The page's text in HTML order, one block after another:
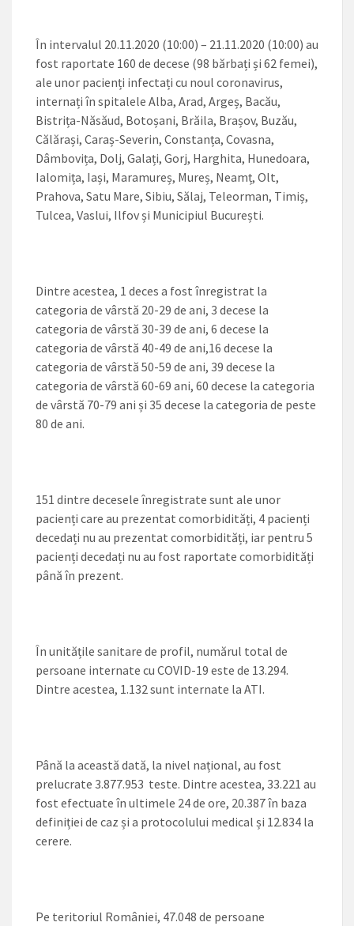
În intervalul 20.11.2020 (10:00) – 21.11.2020 (10:00) au
fost raportate 160 de decese (98 bărbați și 62 femei),
ale unor pacienți infectați cu noul coronavirus,
internați în spitalele Alba, Arad, Argeș, Bacău,
Bistrița-Năsăud, Botoșani, Brăila, Brașov, Buzău,
Călărași, Caraș-Severin, Constanța, Covasna,
Dâmbovița, Dolj, Galați, Gorj, Harghita, Hunedoara,
Ialomița, Iași, Maramureș, Mureș, Neamț, Olt,
Prahova, Satu Mare, Sibiu, Sălaj, Teleorman, Timiș,
Tulcea, Vaslui, Ilfov și Municipiul București.
Dintre acestea, 1 deces a fost înregistrat la
categoria de vârstă 20-29 de ani, 3 decese la
categoria de vârstă 30-39 de ani, 6 decese la
categoria de vârstă 40-49 de ani,16 decese la
categoria de vârstă 50-59 de ani, 39 decese la
categoria de vârstă 60-69 ani, 60 decese la categoria
de vârstă 70-79 ani și 35 decese la categoria de peste
80 de ani.
151 dintre decesele înregistrate sunt ale unor
pacienți care au prezentat comorbidități, 4 pacienți
decedați nu au prezentat comorbidități, iar pentru 5
pacienți decedați nu au fost raportate comorbidități
până în prezent.
În unitățile sanitare de profil, numărul total de
persoane internate cu COVID-19 este de 13.294.
Dintre acestea, 1.132 sunt internate la ATI.
Până la această dată, la nivel național, au fost
prelucrate 3.877.953 teste. Dintre acestea, 33.221 au
fost efectuate în ultimele 24 de ore, 20.387 în baza
definiției de caz și a protocolului medical și 12.834 la
cerere.
Pe teritoriul României, 47.048 de persoane